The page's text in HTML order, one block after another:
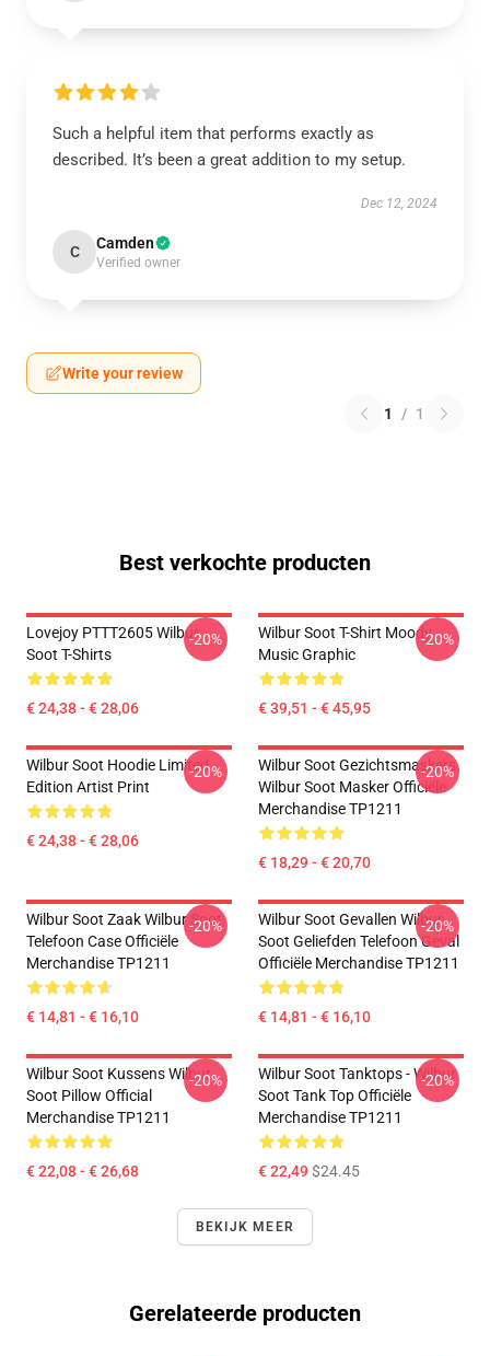
Such a helpful item that performs exactly as
described. It’s been a great addition to my setup.
Dec 12, 2024
C Camden
Verified owner
Write your review
1 / 1
Best verkochte producten
Lovejoy PTTT2605 Wilbur
Soot T-Shirts
€ 24,38 - € 28,06
-20%
Wilbur Soot T-Shirt Moody
Music Graphic
€ 39,51 - € 45,95
-20%
Wilbur Soot Hoodie Limited
Edition Artist Print
€ 24,38 - € 28,06
-20%
Wilbur Soot Gezichtsmaskers.
Wilbur Soot Masker Officiële
Merchandise TP1211
€ 18,29 - € 20,70
-20%
Wilbur Soot Zaak Wilbur Soot
Telefoon Case Officiële
Merchandise TP1211
€ 14,81 - € 16,10
-20%
Wilbur Soot Gevallen Wilbur
Soot Geliefden Telefoon Geval
Officiële Merchandise TP1211
€ 14,81 - € 16,10
-20%
Wilbur Soot Kussens Wilbur
Soot Pillow Official
Merchandise TP1211
€ 22,08 - € 26,68
-20%
Wilbur Soot Tanktops - Wilbur
Soot Tank Top Officiële
Merchandise TP1211
€ 22,49$24.45
-20%
BEKIJK MEER
Gerelateerde producten